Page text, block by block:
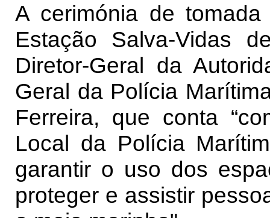
​A cerimónia de
Estação Salva-Vidas
Diretor-Geral da
Geral da Polícia
Ferreira, que conta
Local da Polícia
garantir o uso dos
proteger e assistir